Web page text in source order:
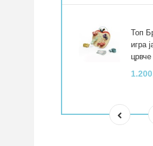
Топ
игра
црвче